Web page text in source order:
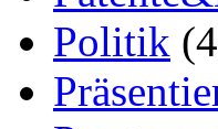
Politik